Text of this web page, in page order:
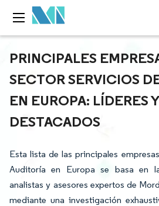
PRINCIPALES
SECTOR SERVICIOS
EN EUROPA: LÍDERES
DESTACADOS
Esta lista de las principales
Auditoría en Europa se basa en
analistas y asesores expertos de
mediante una investigación